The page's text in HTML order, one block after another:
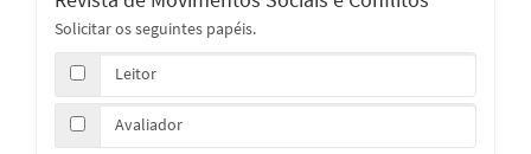
Solicitar os seguintes papéis.
Leitor
Avaliador